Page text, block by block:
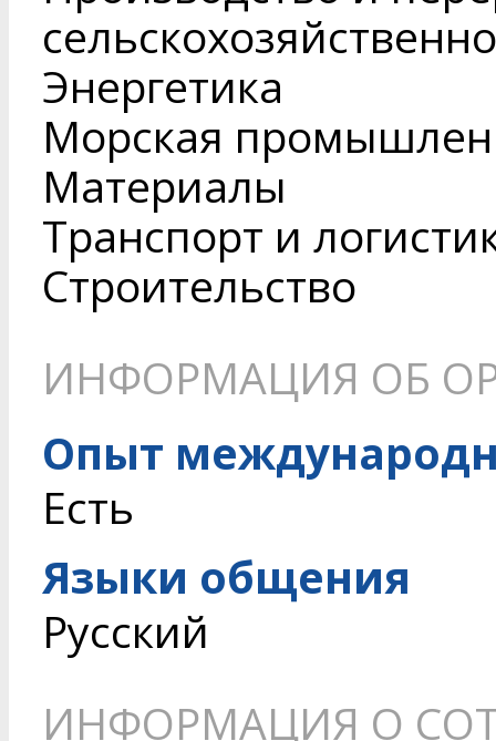
Энергетика
Морская
Материалы
Транспорт и
Строительство
ИНФОРМАЦИЯ ОБ
Опыт
Есть
Языки общения
Русский
ИНФОРМАЦИЯ О